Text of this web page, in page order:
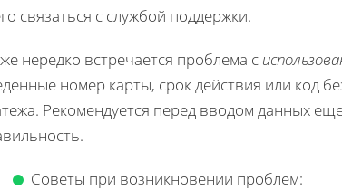
связаться с службой поддержки.
нередко встречается проблема с
номер карты, срок действия или код
Рекомендуется перед вводом данных
Советы при возникновении проблем: